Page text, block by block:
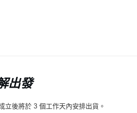
出發
後將於 3 個工作天內安排出貨。